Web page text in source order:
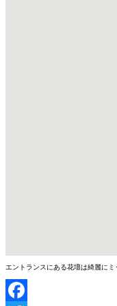
エントランスにある花壇は綺麗に